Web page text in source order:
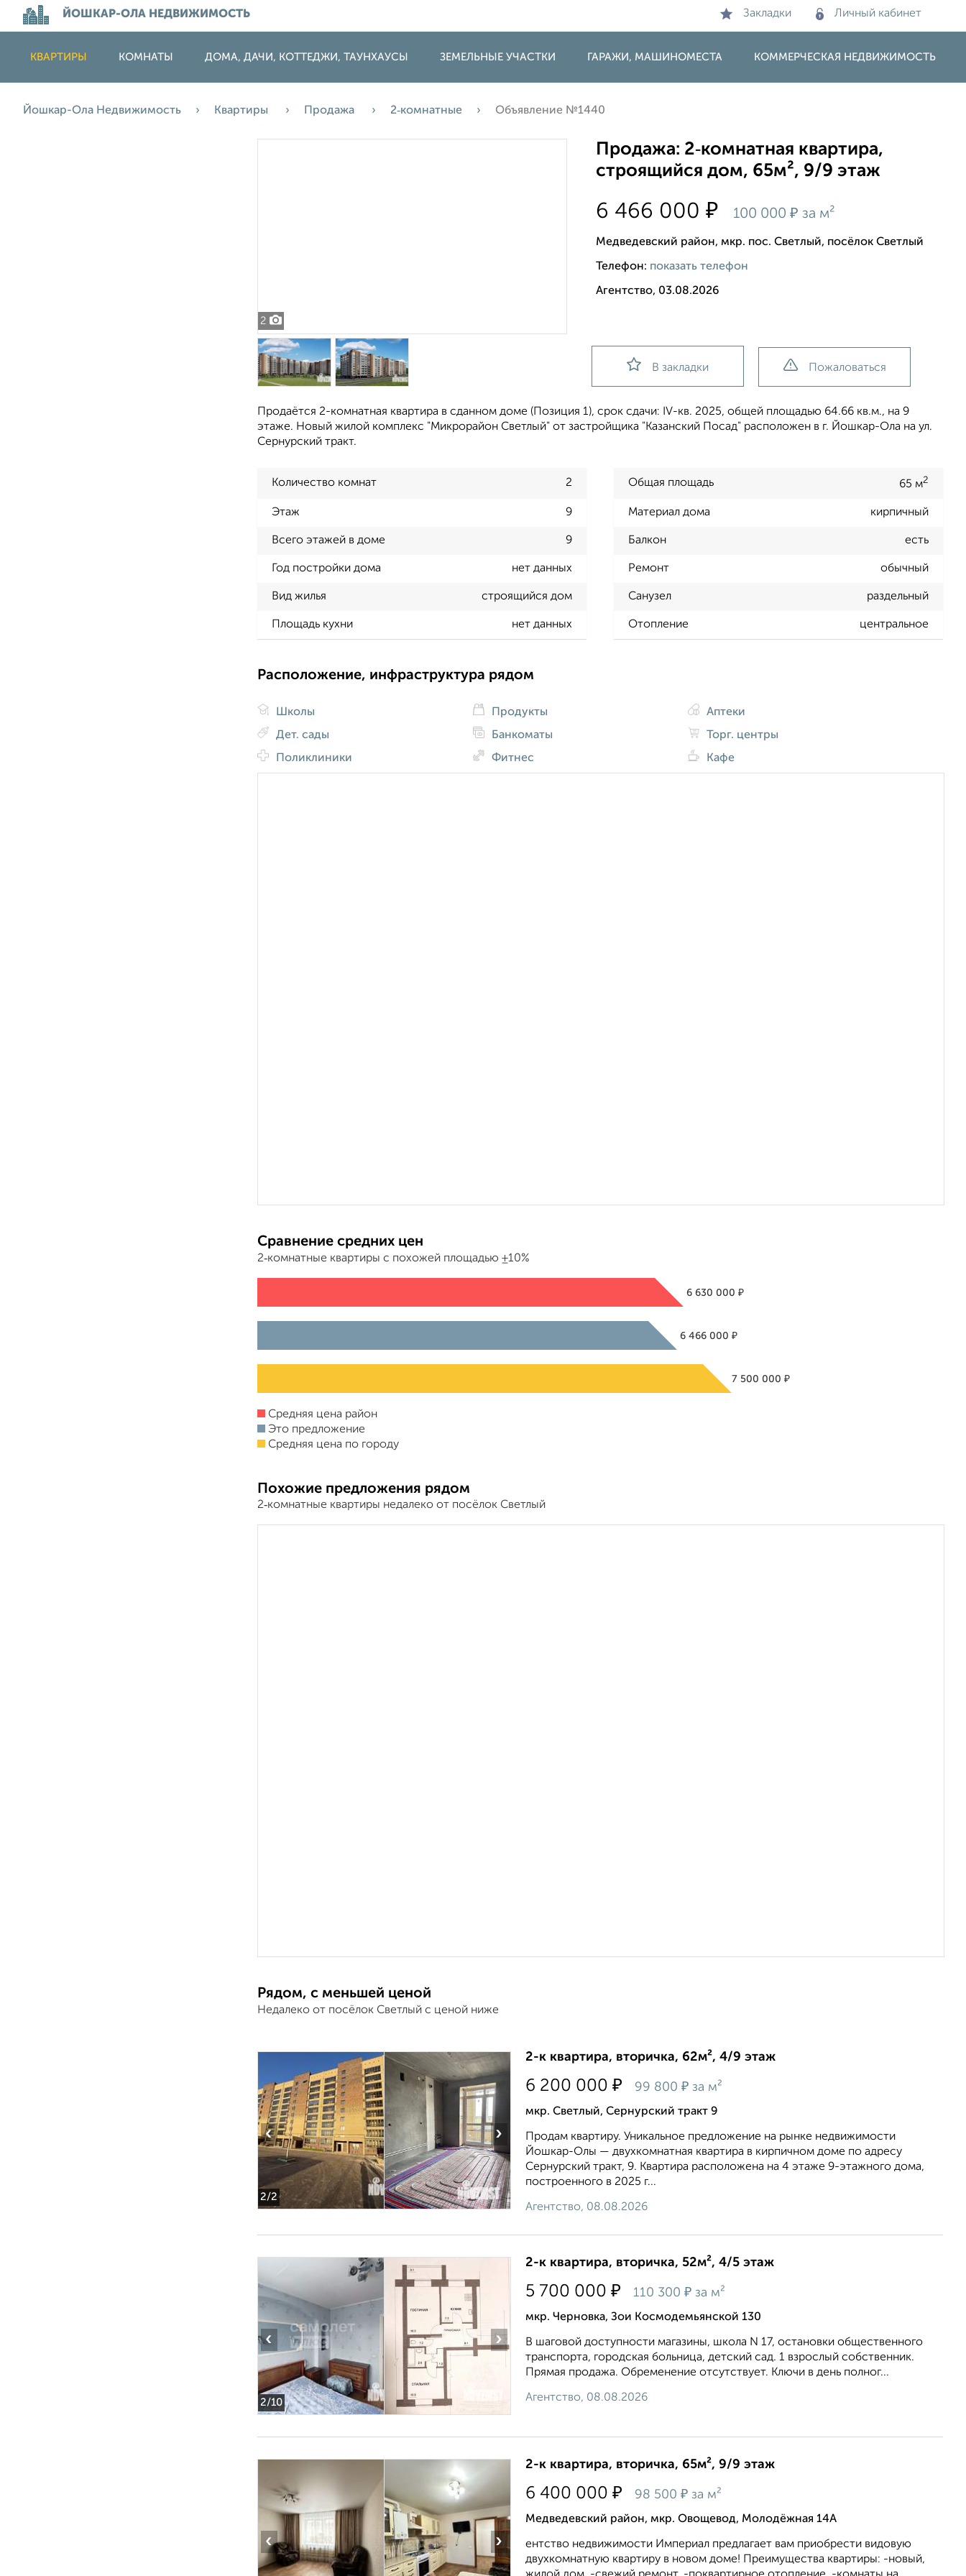
ЙОШКАР-ОЛА НЕДВИЖИМОСТЬ Закладки Личный кабинет
КВАРТИРЫ КОМНАТЫ ДОМА, ДАЧИ, КОТТЕДЖИ, ТАУНХАУСЫ ЗЕМЕЛЬНЫЕ УЧАСТКИ ГАРАЖИ, МАШИНОМЕСТА КОММЕРЧЕСКАЯ НЕДВИЖИМОСТЬ
Йошкар-Ола Недвижимость Квартиры Продажа 2‑комнатные Объявление №1440
2
Продажа: 2‑комнатная квартира,
строящийся дом, 65м², 9/9 этаж
6 466 000₽ 100 000₽ за м²
Медведевский район, мкр. пос. Светлый, посёлок Светлый
Телефон: показать телефон
Агентство, 03.08.2026
В закладки Пожаловаться
Продаётся 2-комнатная квартира в сданном доме (Позиция 1), срок сдачи: IV-кв. 2025, общей площадью 64.66 кв.м., на 9
этаже. Новый жилой комплекс "Микрорайон Светлый" от застройщика "Казанский Посад" расположен в г. Йошкар-Ола на ул.
Сернурский тракт.
Количество комнат 2 Общая площадь 65 м2
Этаж 9 Материал дома кирпичный
Всего этажей в доме 9 Балкон есть
Год постройки дома нет данных Ремонт обычный
Вид жилья строящийся дом Санузел раздельный
Площадь кухни нет данных Отопление центральное
Расположение, инфраструктура рядом
Школы
Дет. сады
Поликлиники
Продукты
Банкоматы
Фитнес
Аптеки
Торг. центры
Кафе
Сравнение средних цен
2‑комнатные квартиры с похожей площадью ±10%
6 630 000₽
6 466 000 ₽
7 500 000₽
Средняя цена район
Это предложение
Средняя цена по городу
Похожие предложения рядом
2‑комнатные квартиры недалеко от посёлок Светлый
Рядом, с меньшей ценой
Недалеко от посёлок Светлый с ценой ниже
2/2
‹ ›
2-к квартира, вторичка, 62м², 4/9 этаж
6 200 000 ₽ 99 800 ₽ за м²
мкр. Светлый, Сернурский тракт 9
Продам квартиру. Уникальное предложение на рынке недвижимости
Йошкар-Олы — двухкомнатная квартира в кирпичном доме по адресу
Сернурский тракт, 9. Квартира расположена на 4 этаже 9-этажного дома,
построенного в 2025 г...
Агентство, 08.08.2026
2/10
‹ ›
2-к квартира, вторичка, 52м², 4/5 этаж
5 700 000 ₽ 110 300 ₽ за м²
мкр. Черновка, Зои Космодемьянской 130
В шаговой доступности магазины, школа N 17, остановки общественного
транспорта, городская больница, детский сад. 1 взрослый собственник.
Прямая продажа. Обременение отсутствует. Ключи в день полног...
Агентство, 08.08.2026
‹ ›
2-к квартира, вторичка, 65м², 9/9 этаж
6 400 000 ₽ 98 500 ₽ за м²
Медведевский район, мкр. Овощевод, Молодёжная 14А
ентство недвижимости Империал предлагает вам приобрести видовую
двухкомнатную квартиру в новом доме! Преимущества квартиры: -новый,